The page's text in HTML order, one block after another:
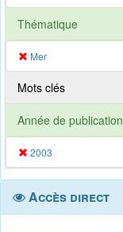
Thématique
Mer
Mots clés
Année de publication
2003
Accès direct